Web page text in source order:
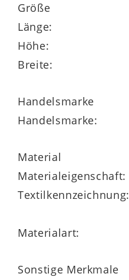
Größe
Länge:
Höhe:
Breite:
Handelsmarke
Handelsmarke:
Material
Materialeigenschaft:
Textilkennzeichnung:
Materialart:
Sonstige Merkmale